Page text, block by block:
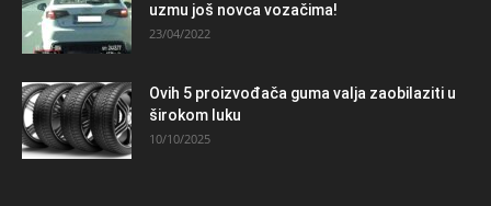
uzmu još novca vozačima!
23/04/2022
Ovih 5 proizvođača guma valja zaobilaziti u
širokom luku
10/10/2025